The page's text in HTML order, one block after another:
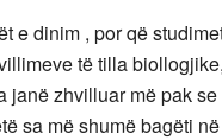
e dinim , por që
të tilla
zhvilluar më pak
sa më shumë bagëti